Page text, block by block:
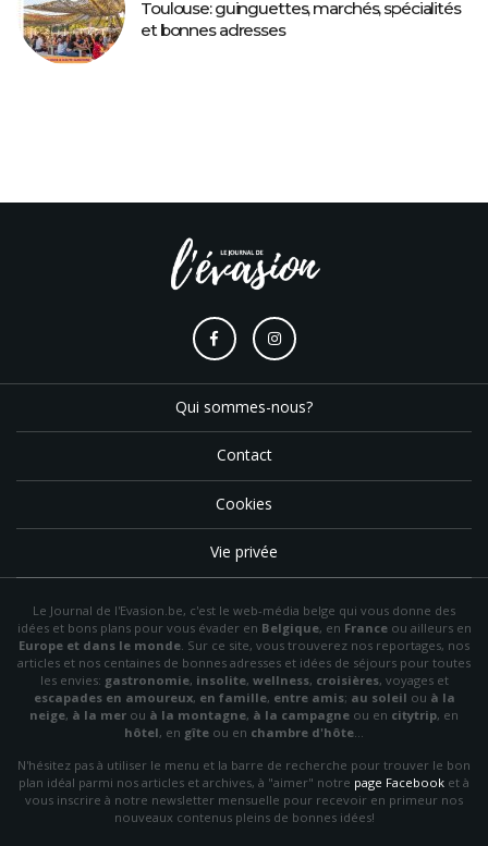
Toulouse: guinguettes, marchés, spécialités
et bonnes adresses
Qui sommes-nous?
Contact
Cookies
Vie privée
Le Journal de l'Evasion.be, c'est le web-média belge qui vous donne des
idées et bons plans pour vous évader en Belgique, en Franceou ailleurs en
Europe et dans le monde . Sur ce site, vous trouverez nos reportages, nos
articles et nos centaines de bonnes adresses et idées de séjours pour toutes
les envies: gastronomie, insolite, wellness, croisières, voyages et
escapades en amoureux, en famille, entre amis; au soleil ou à la
neige, à la mer ou à la montagne, à la campagne ou en citytrip, en
hôtel, en gîte ou en chambre d'hôte
N'hésitez pas à utiliser le menu et la barre de recherche pour trouver le bon
plan idéal parmi nos articles et archives, à "aimer" notre page Facebook et à
vous inscrire à notre newsletter mensuelle pour recevoir en primeur nos
nouveaux contenus pleins de bonnes idées!